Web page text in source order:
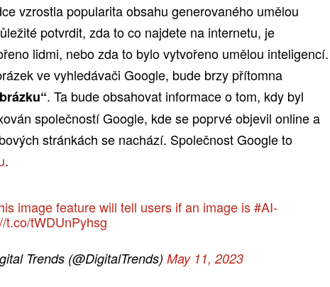
vzrostla popularita obsahu generovaného umělou
potvrdit, zda to co najdete na internetu, je
lidmi, nebo zda to bylo vytvořeno umělou inteligencí.
ve vyhledávači Google, bude brzy přítomna
. Ta bude obsahovat informace o tom, kdy byl
společností Google, kde se poprvé objevil online a
stránkách se nachází. Společnost Google to
.
image feature will tell users if an image is#AI-
t.co/tWDUnPyhsg
Trends (@DigitalTrends) May 11, 2023